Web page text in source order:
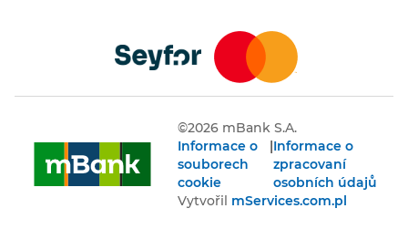
©2026mBank S.A.
Informace o
souborech
cookie
|Informace o
zpracovaní
osobních údajů
Vytvořil mServices.com.pl